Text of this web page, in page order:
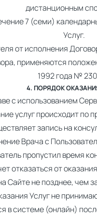
дистанционным
7 (семи)
Услуг.
от исполнения
применяются
1992 года №
4. ПОРЯДОК
с использованием
услуг происходит по
запись на
Врача с
пропустил время
отказаться от
Сайте не позднее, чем
Услуг не
в системе (онлайн)